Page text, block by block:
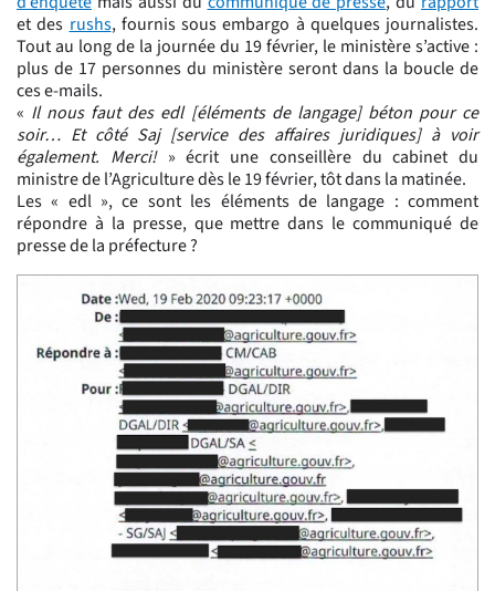
et des rushs, fournis sous embargo à quelques journalistes.
Tout au long de la journée du 19 février, le ministère s’active :
plus de 17 personnes du ministère seront dans la boucle de
ces e-mails.
« Il nous faut des edl [éléments de langage] béton pour ce
soir… Et côté Saj [service des affaires juridiques] à voir
également. Merci!» écrit une conseillère du cabinet du
ministre de l’Agriculture dès le 19 février, tôt dans la matinée.
Les « edl », ce sont les éléments de langage : comment
répondre à la presse, que mettre dans le communiqué de
presse de la préfecture ?